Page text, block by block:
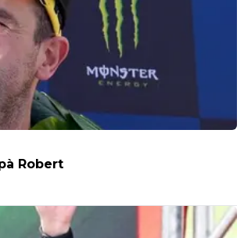
Robert